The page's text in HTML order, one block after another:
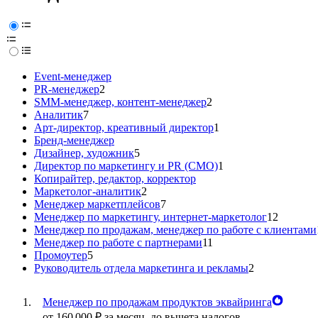
Event-менеджер
PR-менеджер2
SMM-менеджер, контент-менеджер2
Аналитик7
Арт-директор, креативный директор1
Бренд-менеджер
Дизайнер, художник5
Директор по маркетингу и PR (CMO)1
Копирайтер, редактор, корректор
Маркетолог-аналитик2
Менеджер маркетплейсов7
Менеджер по маркетингу, интернет-маркетолог12
Менеджер по продажам, менеджер по работе с клиентами
Менеджер по работе с партнерами11
Промоутер5
Руководитель отдела маркетинга и рекламы2
Менеджер по продажам продуктов эквайринга